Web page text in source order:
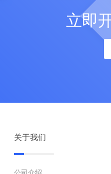
立即
关于我们
公司介绍